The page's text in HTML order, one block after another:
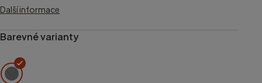
Další informace
Barevné varianty